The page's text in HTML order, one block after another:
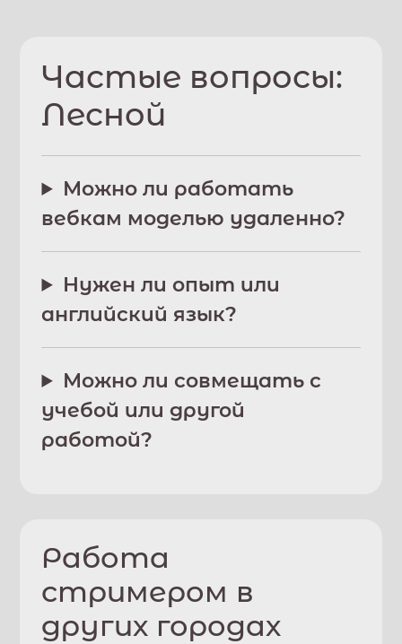
Частые вопросы:
Лесной
Можно ли работать
вебкам моделью удаленно?
Нужен ли опыт или
английский язык?
Можно ли совмещать с
учебой или другой
работой?
Работа
стримером в
других городах